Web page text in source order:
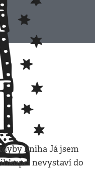
kniha Já jsem
nevystaví do